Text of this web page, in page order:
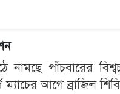
পাঁচবারের
আগে ব্রাজিল